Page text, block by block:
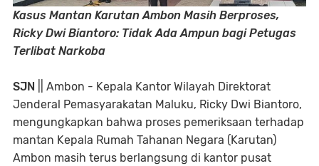
Kasus Mantan Karutan Ambon Masih Berproses,
Ricky Dwi Biantoro: Tidak Ada Ampun bagi Petugas
Terlibat Narkoba
SJN
|| Ambon - Kepala Kantor Wilayah Direktorat
Jenderal Pemasyarakatan Maluku, Ricky Dwi Biantoro,
mengungkapkan bahwa proses pemeriksaan terhadap
mantan Kepala Rumah Tahanan Negara (Karutan)
Ambon masih terus berlangsung di kantor pusat